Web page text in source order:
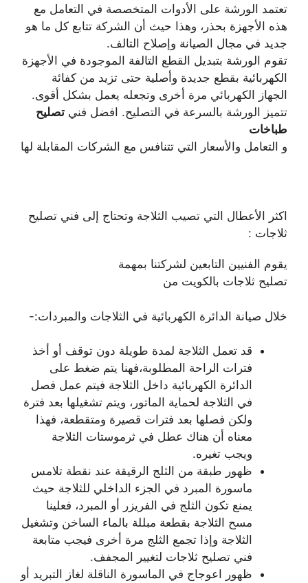
تعتمد الورشة على الأدوات المتخصصة في التعامل مع
هذه الأجهزة بحذر، وهذا حيث أن الشركة تتابع كل ما هو
جديد في مجال الصيانة وإصلاح التالف.
تقوم الورشة بتبديل القطع التالفة الموجودة في الأجهزة
الكهربائية بقطع جديدة وأصلية حتى تزيد من كفائة
الجهاز الكهربائي مرة أخرى وتجعله يعمل بشكل أقوى.
تتميز الورشة بالسرعة في التصليح. افضل فني تصليح
طباخات
و التعامل والأسعار التي تتنافس مع الشركات المقابلة لها
اكثر الأعطال التي تصيب الثلاجة وتحتاج إلى فني تصليح
ثلاجات :
يقوم الفنيين التابعين لشركتنا بمهمة
تصليح ثلاجات بالكويت من
خلال صيانة الدائرة الكهربائية في الثلاجات والمبردات:-
قد تعمل الثلاجة لمدة طويلة دون توقف أو أخذ
فترات الراحة المطلوبة،فهنا يتم ضغط على
الدائرة الكهربائية داخل الثلاجة فيتم عمل فصل
في الثلاجة لحماية الماتور، ويتم تشغيلها بعد فترة
ولكن فصلها بعد فترات قصيرة ومتقطعة، فهذا
معناه أن هناك عطل في ثرموستات الثلاجة
ويجب تغيره.
ظهور طبقة من الثلج الرقيقة عند نقطة تلامس
ماسورة المبرد في الجزء الداخلي للثلاجة حيث
يمنع تكون الثلج في الفريزر أو المبرد، فعلينا
مسح الثلاجة بقطعة مبللة بالماء الساخن وتشغيل
الثلاجة وإذا تجمع الثلج مرة أخرى فيجب متابعة
فني تصليح ثلاجات لتغيير المجفف.
ظهور اعوجاج في الماسورة الناقلة لغاز التبريد أو